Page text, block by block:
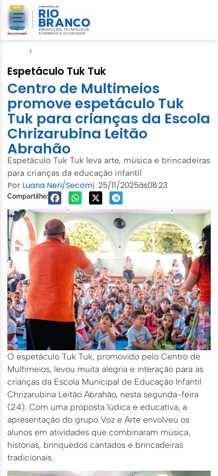
›
Espetáculo Tuk Tuk
Centro de Multimeios
promove espetáculo Tuk
Tuk para crianças da Escola
Chrizarubina Leitão
Abrahão
Espetáculo Tuk Tuk leva arte, música e brincadeiras
para crianças da educação infantil
Por Luana Neri/Secom| 25/11/2025às08:23
Compartilhe:
O espetáculo Tuk Tuk, promovido pelo Centro de
Multimeios, levou muita alegria e interação para as
crianças da Escola Municipal de Educação Infantil
Chrizarubina Leitão Abrahão, nesta segunda-feira
(24). Com uma proposta lúdica e educativa, a
apresentação do grupo Voz e Arte envolveu os
alunos em atividades que combinaram música,
histórias, brinquedos cantados e brincadeiras
tradicionais.